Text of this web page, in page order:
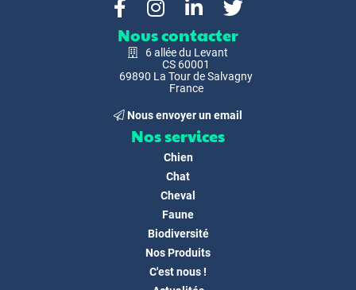
Nous contacter
6 allée du Levant
CS 60001
69890 La Tour de Salvagny
France
Nous envoyer un email
Nos services
Chien
Chat
Cheval
Faune
Biodiversité
Nos Produits
C'est nous !